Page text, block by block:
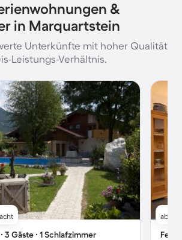
&
in Marquartstein
Unterkünfte mit hoher Qualität
Leistungs-Verhältnis.
3 Gäste ∙ 1 Schlafzimmer
ab